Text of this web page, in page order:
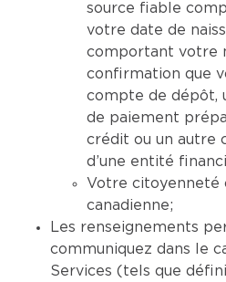
source fiable
votre date de
comportant votre
confirmation que
compte de dépôt,
de paiement
crédit ou un autre
d’une entité
Votre citoyenneté
canadienne;
Les renseignements
communiquez dans le
Services (tels que